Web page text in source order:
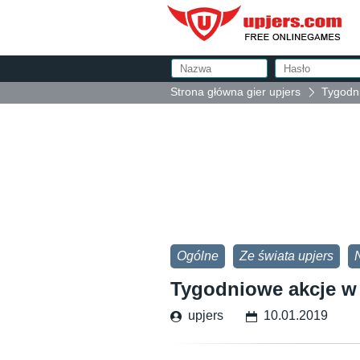
Strona główna gier upjers
Ogólne Ze świata upjers
Tygodniowe akcje
upjers 10.01.2019